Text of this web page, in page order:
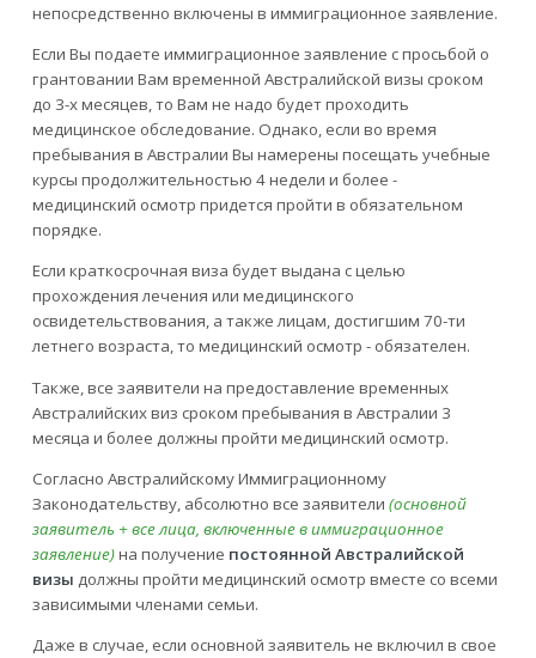
непосредственно включены в иммиграционное заявление.
Если Вы подаете иммиграционное заявление с просьбой о
грантовании Вам временной Австралийской визы сроком
до 3-х месяцев, то Вам не надо будет проходить
медицинское обследование. Однако, если во время
пребывания в Австралии Вы намерены посещать учебные
курсы продолжительностью 4 недели и более -
медицинский осмотр придется пройти в обязательном
порядке.
Если краткосрочная виза будет выдана с целью
прохождения лечения или медицинского
освидетельствования, а также лицам, достигшим 70-ти
летнего возраста, то медицинский осмотр - обязателен.
Также, все заявители на предоставление временных
Австралийских виз сроком пребывания в Австралии 3
месяца и более должны пройти медицинский осмотр.
Согласно Австралийскому Иммиграционному
Законодательству, абсолютно все заявители (основной
заявитель + все лица, включенные в иммиграционное
заявление)на получение постоянной Австралийской
визы должны пройти медицинский осмотр вместе со всеми
зависимыми членами семьи.
Даже в случае, если основной заявитель не включил в свое